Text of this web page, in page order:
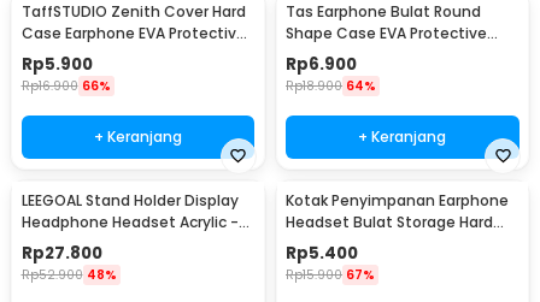
TaffSTUDIO Zenith Cover Hard
Case Earphone EVA Protective
Mini Bag - B001
Rp5.900
Rp16.900 66%
+ Keranjang
Tas Earphone Bulat Round
Shape Case EVA Protective
Mini Bag 1PCS - D0083
Rp6.900
Rp18.900 64%
+ Keranjang
LEEGOAL Stand Holder Display
Headphone Headset Acrylic -
DA1502
Rp27.800
Rp52.900 48%
Kotak Penyimpanan Earphone
Headset Bulat Storage Hard
Case EVA - LHJ
Rp5.400
Rp15.900 67%